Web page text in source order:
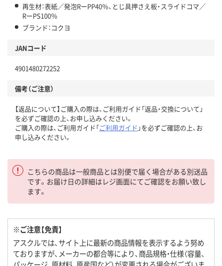
再生材：表紙／発泡RーPP40％、とじ具押さえ板・スライドコマ／
RーPS100％
ブランド：コクヨ
JANコード
4901480272252
備考（ご注意）
【返品について】ご購入の際は、ご利用ガイド「返品・交換について」
を必ずご確認の上、お申し込みください。
ご購入の際は、ご利用ガイド「ご利用ガイド 」を必ずご確認の上、お
申し込みください。
こちらの商品は一般商品とは別便で届く場合がある別送品
です。お届け日の詳細はレジ画面にてご確認をお願い致し
ます。
※ご注意【免責】
アスクルでは、サイト上に最新の商品情報を表示するよう努め
ておりますが、メーカーの都合等により、商品規格・仕様（容量、